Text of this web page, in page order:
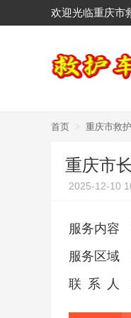
欢迎光临重庆市
首页 > 重庆市救
重庆市
2025-12-10
服务内容
服务区域
联系人